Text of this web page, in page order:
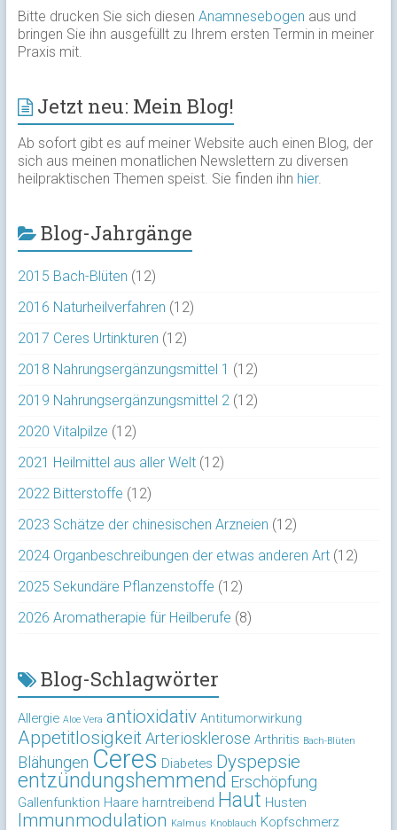
Bitte drucken Sie sich diesen Anamnesebogen aus und
bringen Sie ihn ausgefüllt zu Ihrem ersten Termin in meiner
Praxis mit.
Jetzt neu: Mein Blog!
Ab sofort gibt es auf meiner Website auch einen Blog, der
sich aus meinen monatlichen Newslettern zu diversen
heilpraktischen Themen speist. Sie finden ihn hier.
Blog-Jahrgänge
2015 Bach-Blüten (12)
2016 Naturheilverfahren (12)
2017 Ceres Urtinkturen (12)
2018 Nahrungsergänzungsmittel 1 (12)
2019 Nahrungsergänzungsmittel 2(12)
2020 Vitalpilze (12)
2021 Heilmittel aus aller Welt(12)
2022 Bitterstoffe (12)
2023 Schätze der chinesischen Arzneien (12)
2024 Organbeschreibungen der etwas anderen Art(12)
2025 Sekundäre Pflanzenstoffe (12)
2026 Aromatherapie für Heilberufe (8)
Blog-Schlagwörter
Allergie Aloe Vera antioxidativ Antitumorwirkung
Appetitlosigkeit Arteriosklerose Arthritis Bach-Blüten
Blähungen Ceres Diabetes Dyspepsie
entzündungshemmend Erschöpfung
Gallenfunktion Haare harntreibend Haut Husten
Immunmodulation Kalmus Knoblauch Kopfschmerz